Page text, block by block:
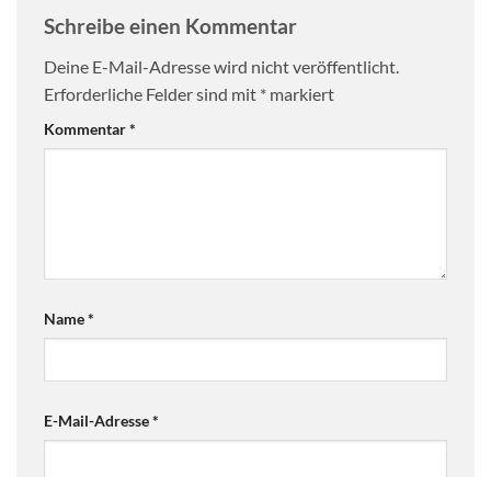
Optionen
können
der
Produktseite
gewählt
Schreibe einen Kommentar
Deine E-Mail-Adresse wird nicht veröffentlicht.
Erforderliche Felder sind mit * markiert
Kommentar*
Name*
E-Mail-Adresse*